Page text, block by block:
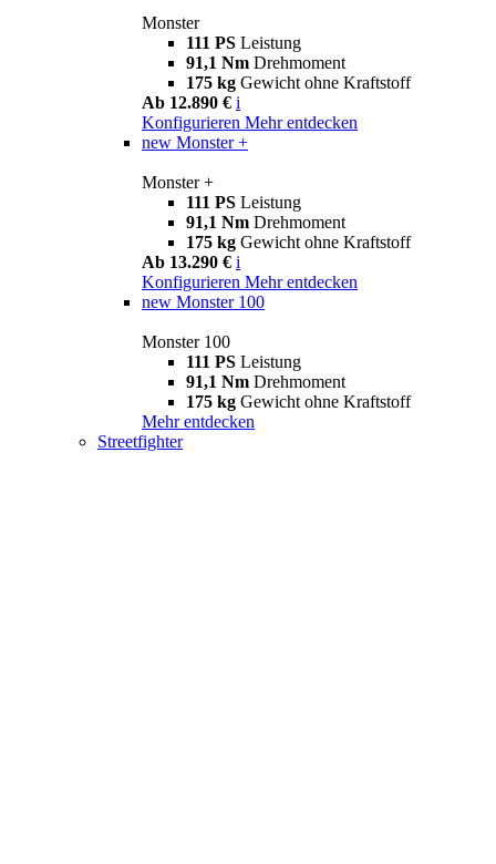
Monster
111 PS Leistung
91,1 Nm Drehmoment
175 kg Gewicht ohne Kraftstoff
Ab 12.890 € i
Konfigurieren Mehr entdecken
new Monster +
Monster +
111 PS Leistung
91,1 Nm Drehmoment
175 kg Gewicht ohne Kraftstoff
Ab 13.290 € i
Konfigurieren Mehr entdecken
new Monster 100
Monster 100
111 PS Leistung
91,1 Nm Drehmoment
175 kg Gewicht ohne Kraftstoff
Mehr entdecken
Streetfighter